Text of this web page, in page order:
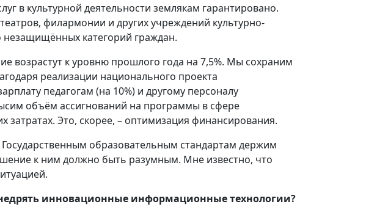
в культурной деятельности землякам гарантировано.
филармонии и других учреждений культурно-
незащищённых категорий граждан.
возрастут к уровню прошлого года на 7,5%. Мы сохраним
реализации национального проекта
педагогам (на 10%) и другому персоналу
объём ассигнований на программы в сфере
Это, скорее, – оптимизация финансирования.
образовательным стандартам держим
к ним должно быть разумным. Мне известно, что
инновационные информационные технологии?